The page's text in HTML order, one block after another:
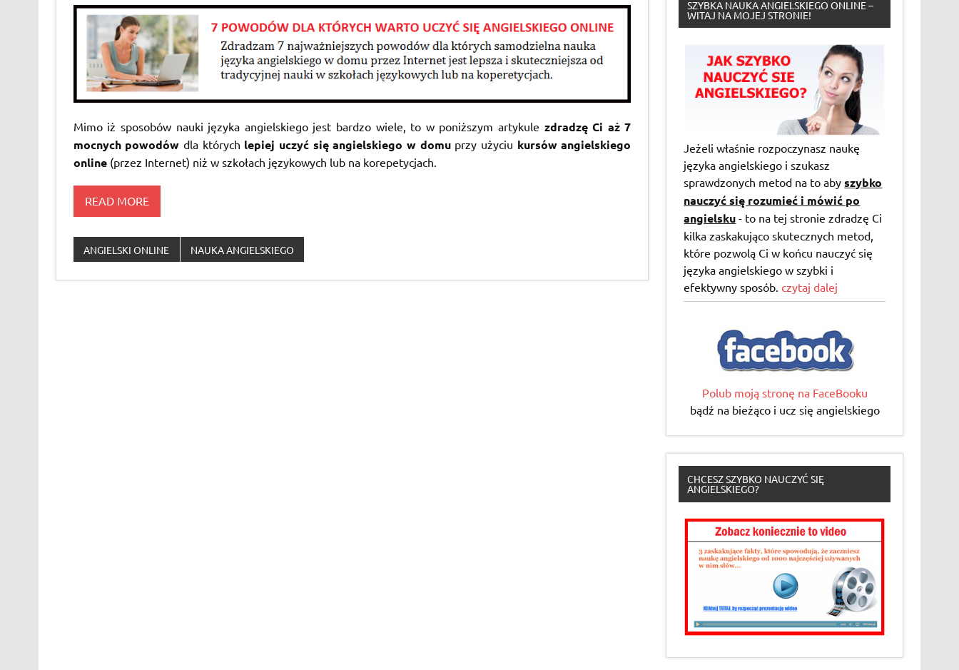
Mimo iż sposobów nauki języka angielskiego jest bardzo wiele, to w poniższym artykule zdradzę Ci aż 7
mocnych powodów dla których lepiej uczyć się angielskiego w domuprzy użyciu kursów angielskiego
online(przez Internet) niż w szkołach językowych lub na korepetycjach.
READ MORE
ANGIELSKI ONLINE NAUKA ANGIELSKIEGO
SZYBKA NAUKA ANGIELSKIEGO ONLINE –
WITAJ NA MOJEJ STRONIE!
Jeżeli właśnie rozpoczynasz naukę
języka angielskiego i szukasz
sprawdzonych metod na to abyszybko
nauczyć się rozumieć i mówić po
angielsku - to na tej stronie zdradzę Ci
kilka zaskakująco skutecznych metod,
które pozwolą Ci w końcu nauczyć się
języka angielskiego w szybki i
efektywny sposób.czytaj dalej
Polub moją stronę na FaceBooku
bądź na bieżąco i ucz się angielskiego
CHCESZ SZYBKO NAUCZYĆ SIĘ
ANGIELSKIEGO?